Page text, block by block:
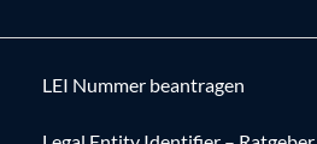
LEI Nummer beantragen